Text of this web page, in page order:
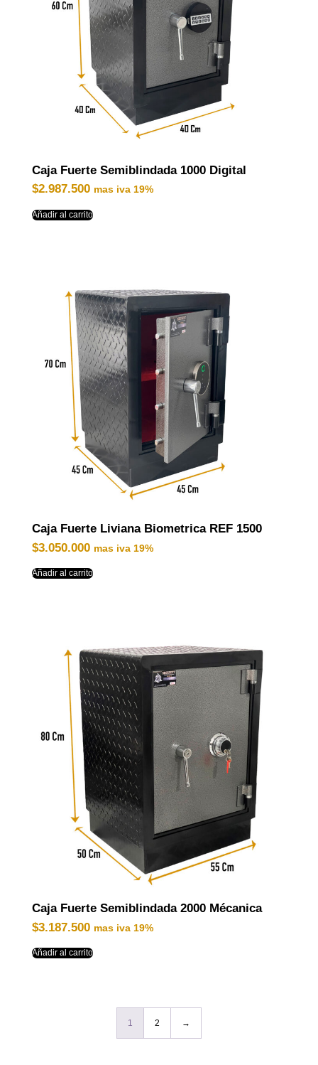
Caja Fuerte Semiblindada 1000 Digital
$2.987.500 mas iva 19%
Añadir al carrito
Caja Fuerte Liviana Biometrica REF 1500
$3.050.000 mas iva 19%
Añadir al carrito
Caja Fuerte Semiblindada 2000 Mécanica
$3.187.500 mas iva 19%
Añadir al carrito
1 2 →